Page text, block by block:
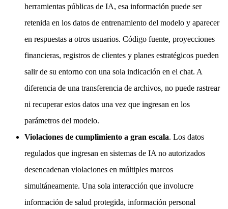
herramientas públicas de IA, esa información puede ser
retenida en los datos de entrenamiento del modelo y aparecer
en respuestas a otros usuarios. Código fuente, proyecciones
financieras, registros de clientes y planes estratégicos pueden
salir de su entorno con una sola indicación en el chat. A
diferencia de una transferencia de archivos, no puede rastrear
ni recuperar estos datos una vez que ingresan en los
parámetros del modelo.
Violaciones de cumplimiento a gran escala. Los datos
regulados que ingresan en sistemas de IA no autorizados
desencadenan violaciones en múltiples marcos
simultáneamente. Una sola interacción que involucre
información de salud protegida, información personal